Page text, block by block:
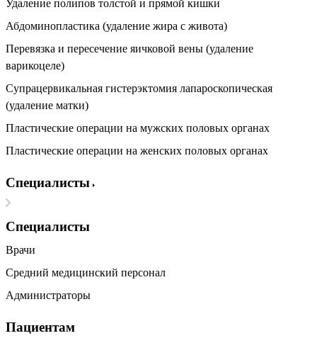
Удаление полипов толстой и прямой кишки
Абдоминопластика (удаление жира с живота)
Перевязка и пересечение яичковой вены (удаление
варикоцеле)
Супрацервикальная гистерэктомия лапароскопическая
(удаление матки)
Пластические операции на мужских половых органах
Пластические операции на женских половых органах
Специалисты
Специалисты
Врачи
Средний медицинский персонал
Администраторы
Пациентам